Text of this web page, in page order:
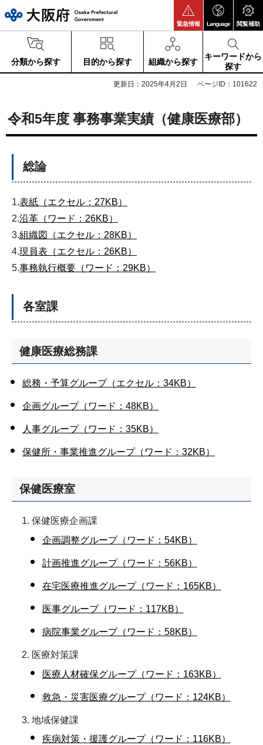
緊急情報 Language 閲覧補助
分類から探す 目的から探す 組織から探す
キーワードから
探す
更新日：2025年4月2日 ページID：101622
令和5年度 事務事業実績（健康医療部）
総論
1.表紙（エクセル：27KB）
2.沿革（ワード：26KB）
3.組織図（エクセル：28KB）
4.現員表（エクセル：26KB）
5.事務執行概要（ワード：29KB）
各室課
健康医療総務課
総務・予算グループ（エクセル：34KB）
企画グループ（ワード：48KB）
人事グループ（ワード：35KB）
保健所・事業推進グループ（ワード：32KB）
保健医療室
保健医療企画課
企画調整グループ（ワード：54KB）
計画推進グループ（ワード：56KB）
在宅医療推進グループ（ワード：165KB）
医事グループ（ワード：117KB）
病院事業グループ（ワード：58KB）
医療対策課
医療人材確保グループ（ワード：163KB）
救急・災害医療グループ（ワード：124KB）
地域保健課
疾病対策・援護グループ（ワード：116KB）